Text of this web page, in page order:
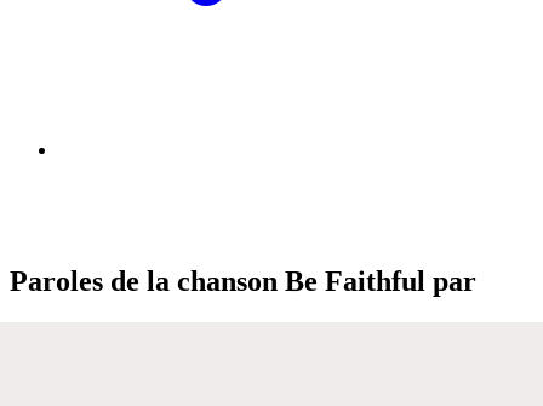
Paroles de la chanson Be Faithful par